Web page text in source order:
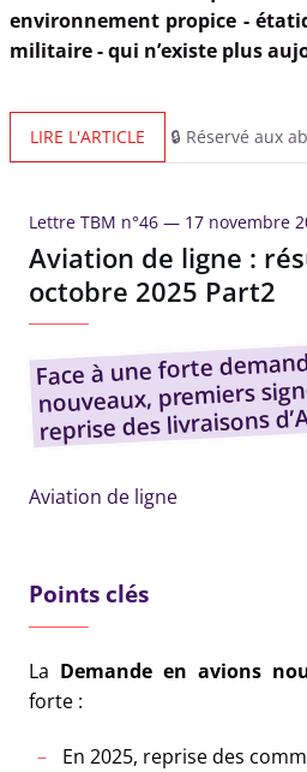
environnement propice -
militaire - qui n’existe plus
LIRE L'ARTICLE 🔒 Réservé aux
Lettre TBM n°46 — 17 novembre
Aviation de ligne :
octobre 2025 Part2
Face à une forte
nouveaux, premiers
reprise des livraisons
Aviation de ligne
Points clés
La Demande en avions
forte :
En 2025, reprise des